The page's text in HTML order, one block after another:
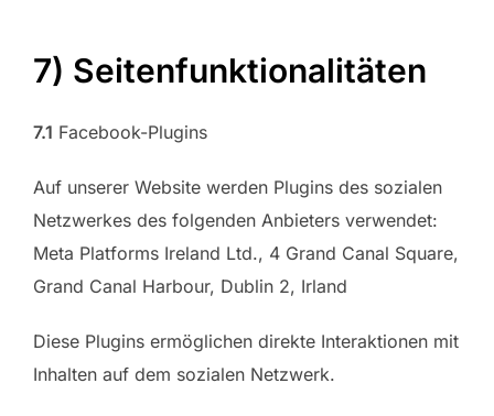
7) Seitenfunktionalitäten
7.1 Facebook-Plugins
Auf unserer Website werden Plugins des sozialen
Netzwerkes des folgenden Anbieters verwendet:
Meta Platforms Ireland Ltd., 4 Grand Canal Square,
Grand Canal Harbour, Dublin 2, Irland
Diese Plugins ermöglichen direkte Interaktionen mit
Inhalten auf dem sozialen Netzwerk.